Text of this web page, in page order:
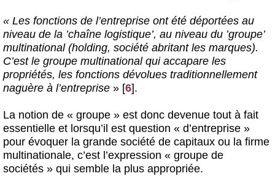
« Les fonctions de l’entreprise ont été déportées au
niveau de la ’chaîne logistique’, au niveau du ’groupe’
multinational (holding, société abritant les marques).
C’est le groupe multinational qui accapare les
propriétés, les fonctions dévolues traditionnellement
naguère à l’entreprise » [6].
La notion de « groupe » est donc devenue tout à fait
essentielle et lorsqu’il est question « d’entreprise »
pour évoquer la grande société de capitaux ou la firme
multinationale, c’est l’expression « groupe de
sociétés » qui semble la plus appropriée.